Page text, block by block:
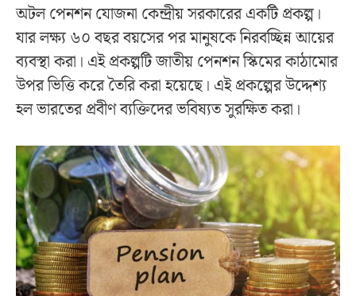
অটল পেনশন যোজনা কেন্দ্রীয় সরকারের একটি প্রকল্প।
যার লক্ষ্য ৬০ বছর বয়সের পর মানুষকে নিরবচ্ছিন্ন আয়ের
ব্যবস্থা করা। এই প্রকল্পটি জাতীয় পেনশন স্কিমের কাঠামোর
উপর ভিত্তি করে তৈরি করা হয়েছে। এই প্রকল্পের উদ্দেশ্য
হল ভারতের প্রবীণ ব্যক্তিদের ভবিষ্যত সুরক্ষিত করা।